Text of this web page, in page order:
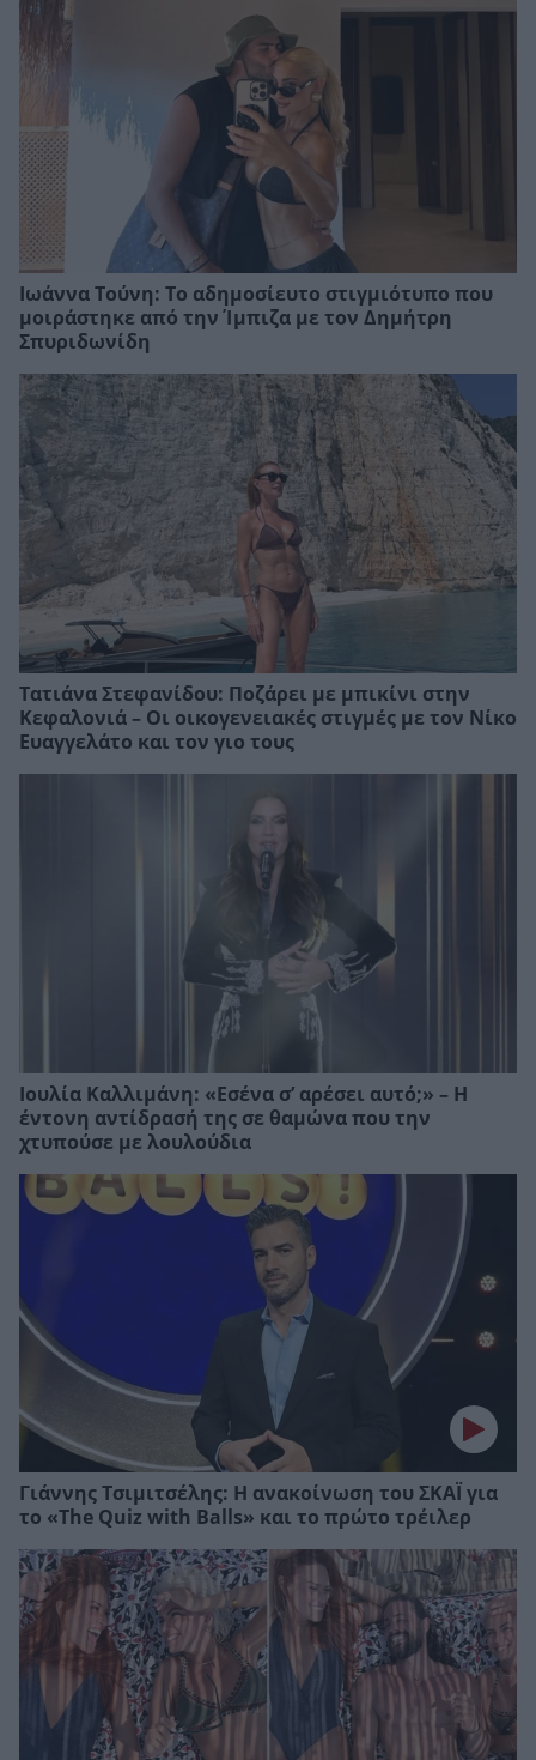
Ιωάννα Τούνη: Το αδημοσίευτο στιγμιότυπο που
μοιράστηκε από την Ίμπιζα με τον Δημήτρη
Σπυριδωνίδη
Τατιάνα Στεφανίδου: Ποζάρει με μπικίνι στην
Κεφαλονιά – Οι οικογενειακές στιγμές με τον Νίκο
Ευαγγελάτο και τον γιο τους
Ιουλία Καλλιμάνη: «Εσένα σ’ αρέσει αυτό;» – Η
έντονη αντίδρασή της σε θαμώνα που την
χτυπούσε με λουλούδια
Γιάννης Τσιμιτσέλης: Η ανακοίνωση του ΣΚΑΪ για
το «The Quiz with Balls» και το πρώτο τρέιλερ